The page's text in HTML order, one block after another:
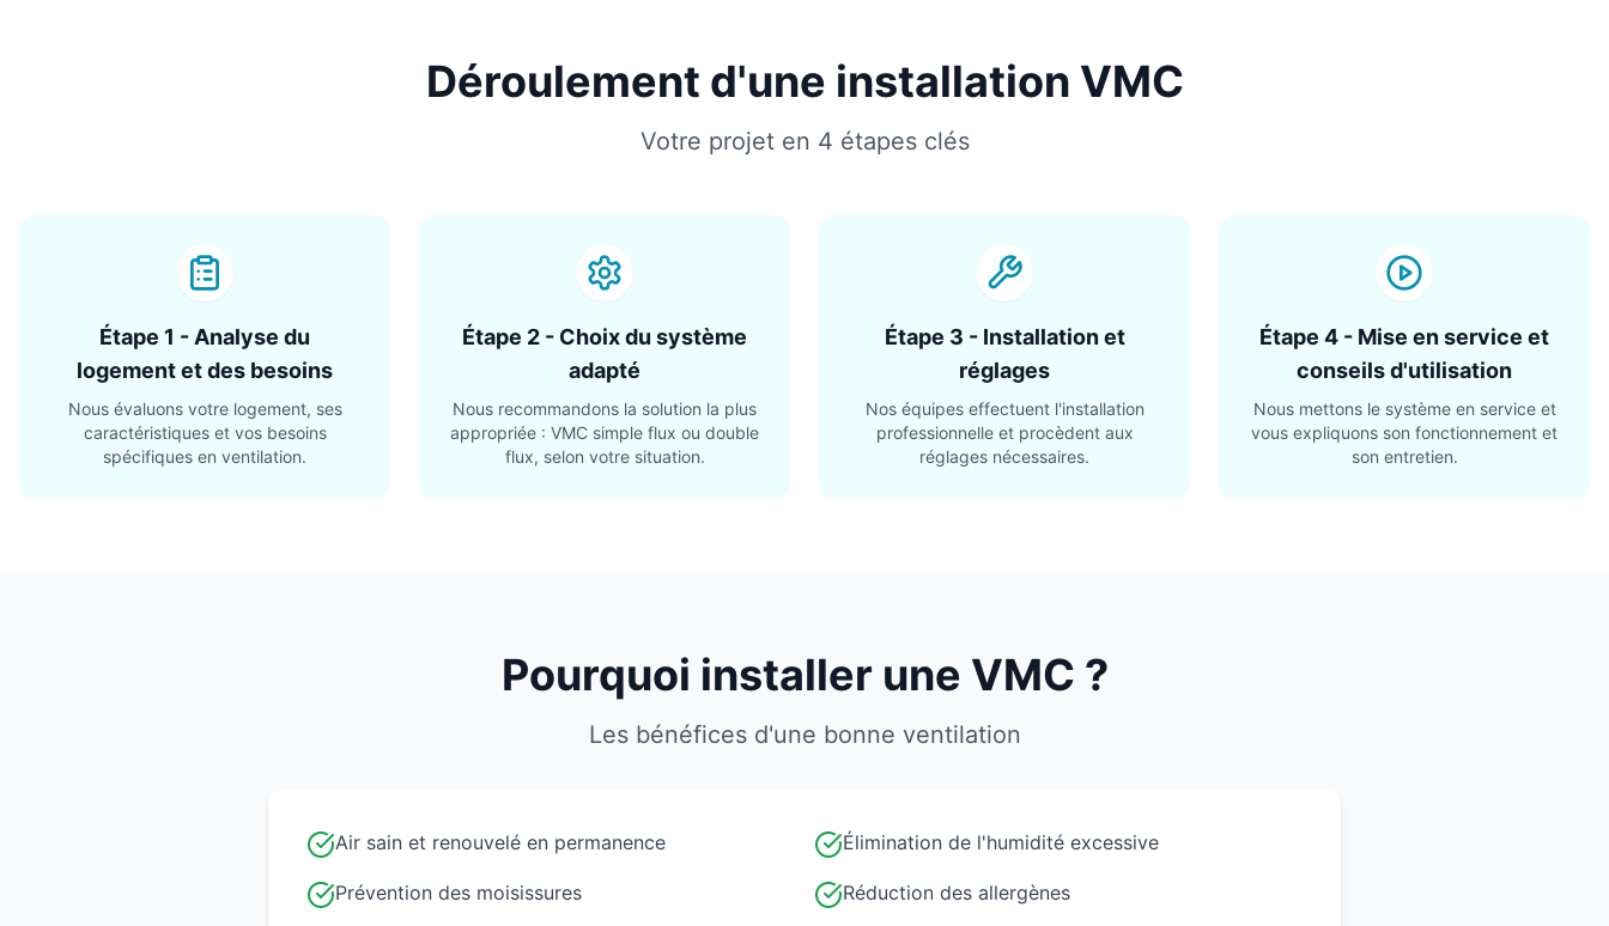
Déroulement d'une installation VMC
Votre projet en 4 étapes clés
Étape 1 - Analyse du
logement et des besoins
Nous évaluons votre logement, ses
caractéristiques et vos besoins
spécifiques en ventilation.
Étape 2 - Choix du système
adapté
Nous recommandons la solution la plus
appropriée : VMC simple flux ou double
flux, selon votre situation.
Étape 3 - Installation et
réglages
Nos équipes effectuent l'installation
professionnelle et procèdent aux
réglages nécessaires.
Étape 4 - Mise en service et
conseils d'utilisation
Nous mettons le système en service et
vous expliquons son fonctionnement et
son entretien.
Pourquoi installer une VMC ?
Les bénéfices d'une bonne ventilation
Air sain et renouvelé en permanence Élimination de l'humidité excessive
Prévention des moisissures Réduction des allergènes